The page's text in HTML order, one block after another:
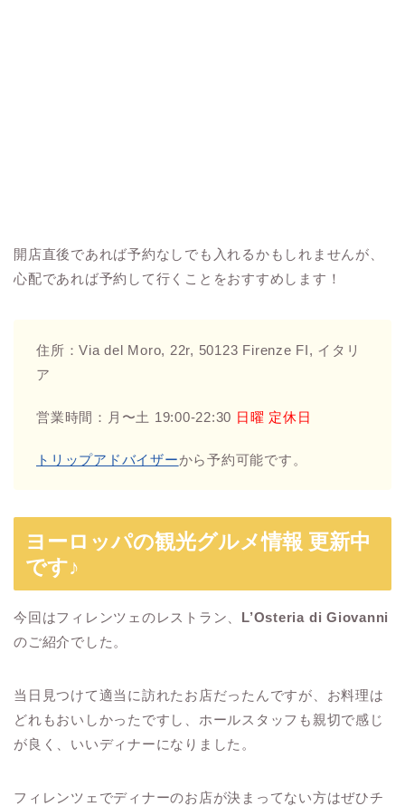
開店直後であれば予約なしでも入れるかもしれませんが、
心配であれば予約して行くことをおすすめします！
住所：Via del Moro, 22r, 50123 Firenze FI, イタリ
ア
営業時間：月〜土 19:00-22:30 日曜 定休日
トリップアドバイザーから予約可能です。
ヨーロッパの観光グルメ情報 更新中
です♪
今回はフィレンツェのレストラン、 L’Osteria di Giovanni
のご紹介でした。
当日見つけて適当に訪れたお店だったんですが、お料理は
どれもおいしかったですし、ホールスタッフも親切で感じ
が良く、いいディナーになりました。
フィレンツェでディナーのお店が決まってない方はぜひチ